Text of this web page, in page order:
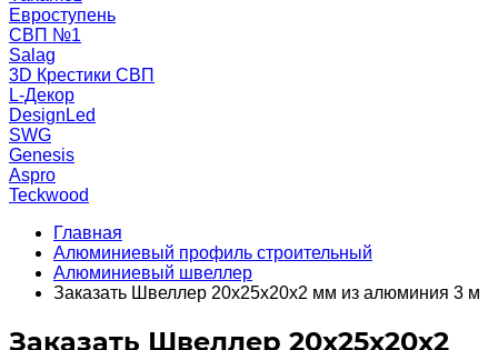
Евроступень
СВП №1
Salag
3D Крестики СВП
L-Декор
DesignLed
SWG
Genesis
Aspro
Teckwood
Главная
Алюминиевый профиль строительный
Алюминиевый швеллер
Заказать Швеллер 20х25х20х2 мм из алюминия 3 м
Заказать Швеллер 20х25х20х2